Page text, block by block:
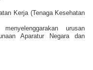
Kerja (Tenaga Kesehatan
urusan
Aparatur Negara dan